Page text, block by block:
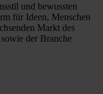
und bewussten
für Ideen, Menschen
Markt des
der Branche